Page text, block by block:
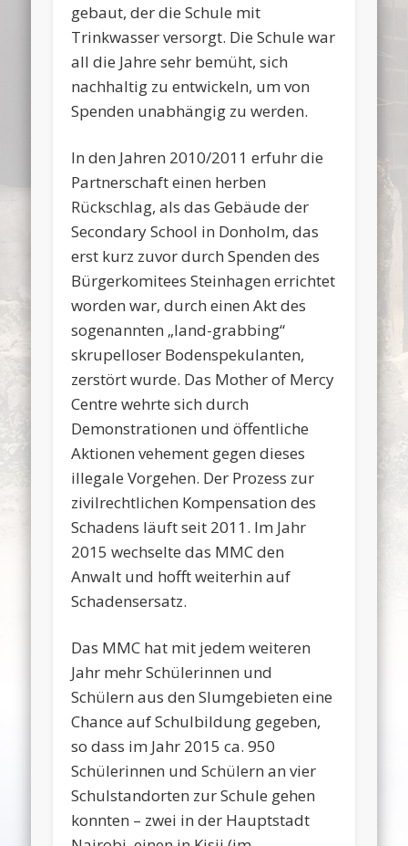
gebaut, der die Schule mit
Trinkwasser versorgt. Die Schule war
all die Jahre sehr bemüht, sich
nachhaltig zu entwickeln, um von
Spenden unabhängig zu werden.
In den Jahren 2010/2011 erfuhr die
Partnerschaft einen herben
Rückschlag, als das Gebäude der
Secondary School in Donholm, das
erst kurz zuvor durch Spenden des
Bürgerkomitees Steinhagen errichtet
worden war, durch einen Akt des
sogenannten „land-grabbing“
skrupelloser Bodenspekulanten,
zerstört wurde. Das Mother of Mercy
Centre wehrte sich durch
Demonstrationen und öffentliche
Aktionen vehement gegen dieses
illegale Vorgehen. Der Prozess zur
zivilrechtlichen Kompensation des
Schadens läuft seit 2011. Im Jahr
2015 wechselte das MMC den
Anwalt und hofft weiterhin auf
Schadensersatz.
Das MMC hat mit jedem weiteren
Jahr mehr Schülerinnen und
Schülern aus den Slumgebieten eine
Chance auf Schulbildung gegeben,
so dass im Jahr 2015 ca. 950
Schülerinnen und Schülern an vier
Schulstandorten zur Schule gehen
konnten – zwei in der Hauptstadt